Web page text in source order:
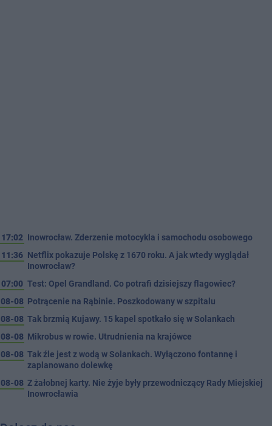
17:02 Inowrocław. Zderzenie motocykla i samochodu osobowego
11:36 Netflix pokazuje Polskę z 1670 roku. A jak wtedy wyglądał
Inowrocław?
07:00 Test: Opel Grandland. Co potrafi dzisiejszy flagowiec?
08-08 Potrącenie na Rąbinie. Poszkodowany w szpitalu
08-08 Tak brzmią Kujawy. 15 kapel spotkało się w Solankach
08-08 Mikrobus w rowie. Utrudnienia na krajówce
08-08 Tak źle jest z wodą w Solankach. Wyłączono fontannę i
zaplanowano dolewkę
08-08 Z żałobnej karty. Nie żyje były przewodniczący Rady Miejskiej
Inowrocławia